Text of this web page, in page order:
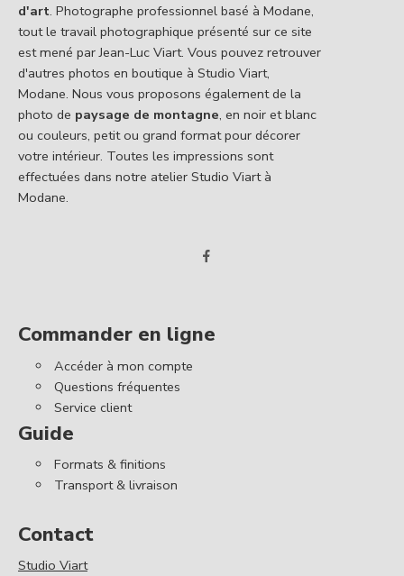
d'art. Photographe professionnel basé à Modane,
tout le travail photographique présenté sur ce site
est mené par Jean-Luc Viart. Vous pouvez retrouver
d'autres photos en boutique à Studio Viart,
Modane. Nous vous proposons également de la
photo de paysage de montagne, en noir et blanc
ou couleurs, petit ou grand format pour décorer
votre intérieur. Toutes les impressions sont
effectuées dans notre atelier Studio Viart à
Modane.
Commander en ligne
Accéder à mon compte
Questions fréquentes
Service client
Guide
Formats & finitions
Transport & livraison
Contact
Studio Viart